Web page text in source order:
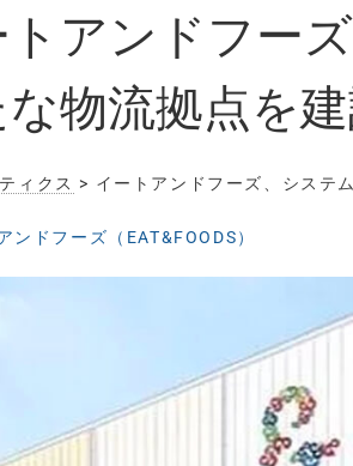
トアンドフー
物流拠点を
ィクス > イートアンドフーズ、システ
ンドフーズ（EAT&FOODS）